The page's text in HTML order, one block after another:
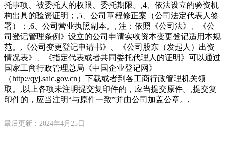
托事项、被委托人的权限、委托期限。,4、依法设立的验资机
构出具的验资证明；,5、公司章程修正案（公司法定代表人签
署）；,6、公司营业执照副本。, 注：依照《公司法》、《公
司登记管理条例》设立的公司申请实收资本变更登记适用本规
范。,《公司变更登记申请书》、《公司股东（发起人）出资
情况表》、《指定代表或者共同委托代理人的证明》可以通过
国家工商行政管理总局《中国企业登记网》
（http://qyj.saic.gov.cn）下载或者到各工商行政管理机关领
取。,以上各项未注明提交复印件的，应当提交原件。,提交复
印件的，应当注明“与原件一致”并由公司加盖公章。,
最后更新：2024年4月25日